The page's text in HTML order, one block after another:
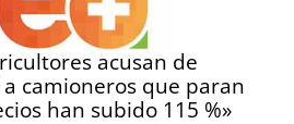
acusan de
a camioneros que paran
han subido 115 %»